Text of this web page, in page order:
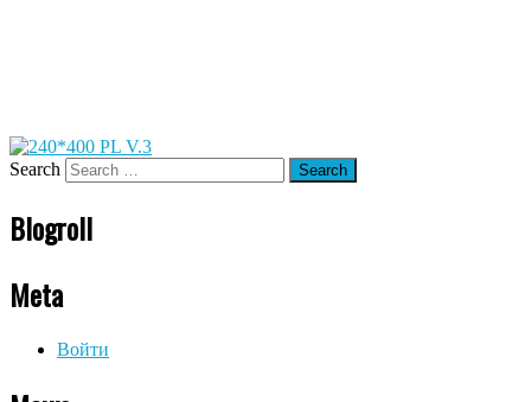
Search
Blogroll
Meta
Войти